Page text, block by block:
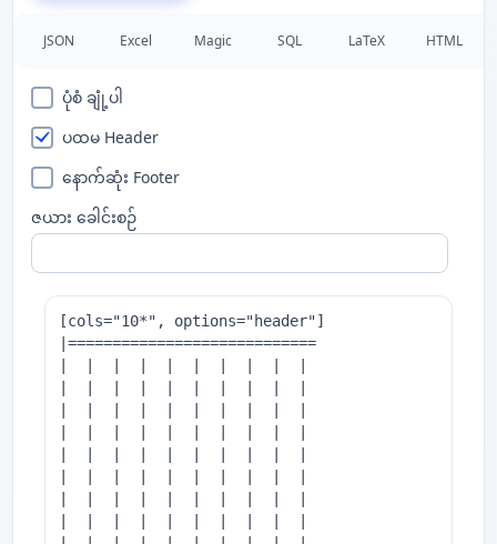
JSON Excel Magic SQL LaTeX HTML
ပုံစံ ချုံ့ပါ
ပထမ Header
နောက်ဆုံး Footer
ဇယား ခေါင်းစဉ်